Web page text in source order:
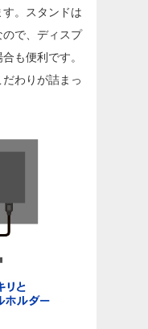
。スタンドは
ので、ディスプ
も便利です。
わりが詰まっ